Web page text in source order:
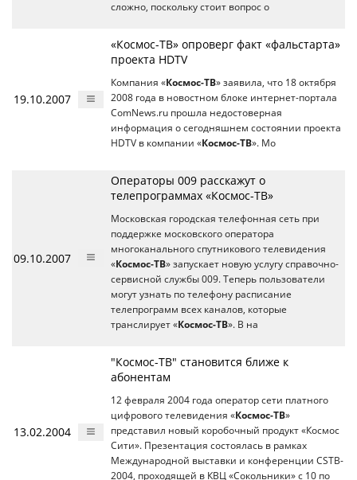
сложно, поскольку стоит вопрос о
19.10.2007
«Космос-ТВ» опроверг факт «фальстарта»
проекта HDTV
Компания «Космос-ТВ» заявила, что 18 октября
2008 года в новостном блоке интернет-портала
ComNews.ru прошла недостоверная
информация о сегодняшнем состоянии проекта
HDTV в компании «Космос-ТВ». Мо
09.10.2007
Операторы 009 расскажут о
телепрограммах «Космос-ТВ»
Московская городская телефонная сеть при
поддержке московского оператора
многоканального спутникового телевидения
«Космос-ТВ» запускает новую услугу справочно-
сервисной службы 009. Теперь пользователи
могут узнать по телефону расписание
телепрограмм всех каналов, которые
транслирует «Космос-ТВ». В на
13.02.2004
"Космос-ТВ" становится ближе к
абонентам
12 февраля 2004 года оператор сети платного
цифрового телевидения «Космос-ТВ»
представил новый коробочный продукт «Космос
Сити». Презентация состоялась в рамках
Международной выставки и конференции CSTB-
2004, проходящей в КВЦ «Сокольники» с 10 по